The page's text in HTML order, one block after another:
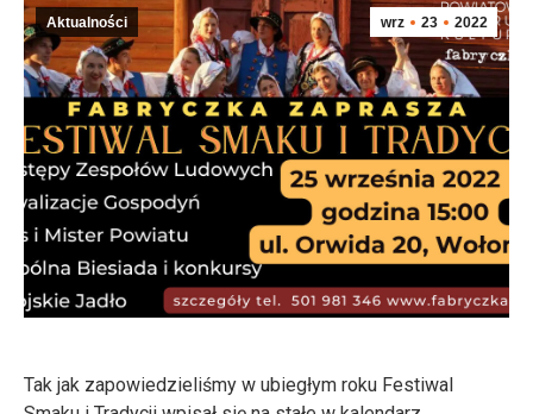
wrz 23 2022
Aktualności
Tak jak zapowiedzieliśmy w ubiegłym roku Festiwal